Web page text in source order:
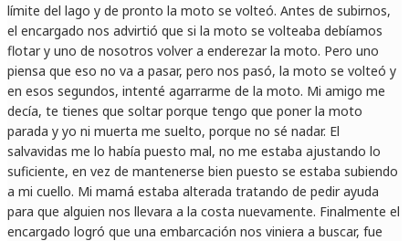
límite del lago y de pronto la moto se volteó. Antes de subirnos,
el encargado nos advirtió que si la moto se volteaba debíamos
flotar y uno de nosotros volver a enderezar la moto. Pero uno
piensa que eso no va a pasar, pero nos pasó, la moto se volteó y
en esos segundos, intenté agarrarme de la moto. Mi amigo me
decía, te tienes que soltar porque tengo que poner la moto
parada y yo ni muerta me suelto, porque no sé nadar. El
salvavidas me lo había puesto mal, no me estaba ajustando lo
suficiente, en vez de mantenerse bien puesto se estaba subiendo
a mi cuello. Mi mamá estaba alterada tratando de pedir ayuda
para que alguien nos llevara a la costa nuevamente. Finalmente el
encargado logró que una embarcación nos viniera a buscar, fue